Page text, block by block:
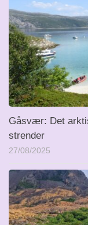
Gåsvær: Det
strender
27/08/2025